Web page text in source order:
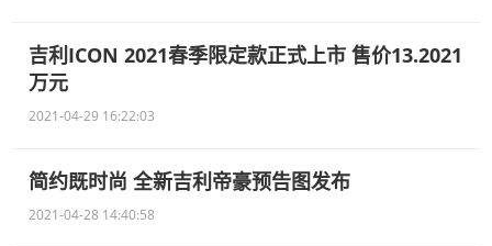
吉利ICON 2021春季限定款正式上市 售价13.2021
万元
2021-04-29 16:22:03
简约既时尚 全新吉利帝豪预告图发布
2021-04-28 14:40:58